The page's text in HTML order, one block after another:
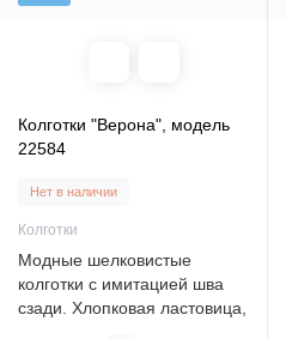
Колготки "Верона", модель
22584
Нет в наличии
Колготки
Модные шелковистые
колготки с имитацией шва
сзади. Хлопковая ластовица,